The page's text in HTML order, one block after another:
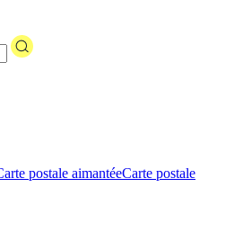
postale aimantéeCarte postale